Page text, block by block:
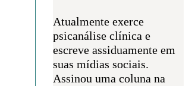
Atualmente exerce
psicanálise clínica e
escreve assiduamente em
suas mídias sociais.
Assinou uma coluna na